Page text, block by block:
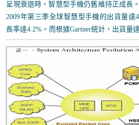
呈現衰退時，智慧型手機仍舊維持正成長
2009年第三季全球智慧型手機的出貨量達
長率達4.2%。而根據Gartner統計，出貨量